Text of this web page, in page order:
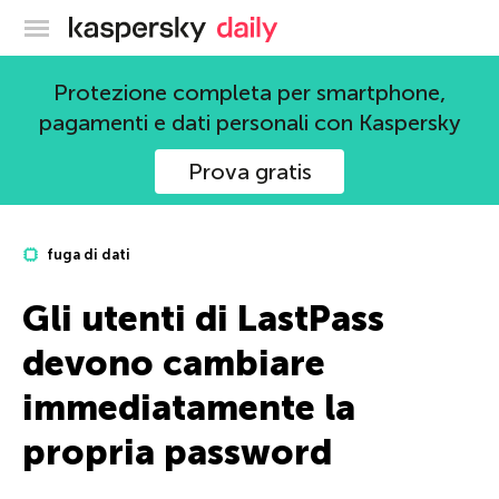
Blog ufficiale di Kaspersky
Protezione completa per smartphone,
pagamenti e dati personali con Kaspersky
Prova gratis
fuga di dati
Gli utenti di LastPass
devono cambiare
immediatamente la
propria password